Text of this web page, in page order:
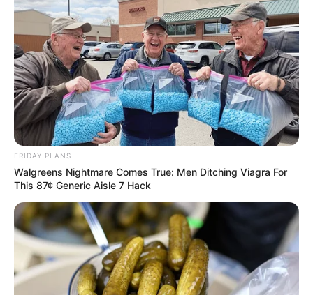
FRIDAY PLANS
Walgreens Nightmare Comes True: Men Ditching Viagra For
This 87¢ Generic Aisle 7 Hack